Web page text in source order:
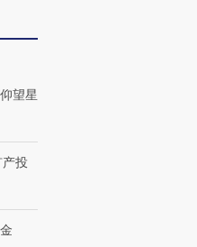
机”？难民潮撕裂西班牙
飞地休达
望星
投